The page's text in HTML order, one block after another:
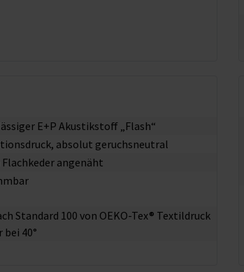
E+P Akustikstoff „Flash“
absolut geruchsneutral
angenäht
Standard 100 von OEKO-Tex® Textildruck
40°